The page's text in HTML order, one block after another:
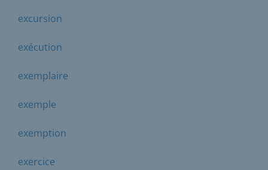
excursion
exécution
exemplaire
exemple
exemption
exercice